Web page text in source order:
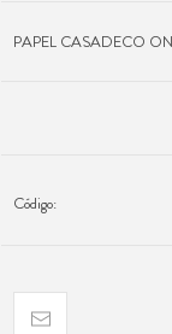
PAPEL CASADECO
Código: